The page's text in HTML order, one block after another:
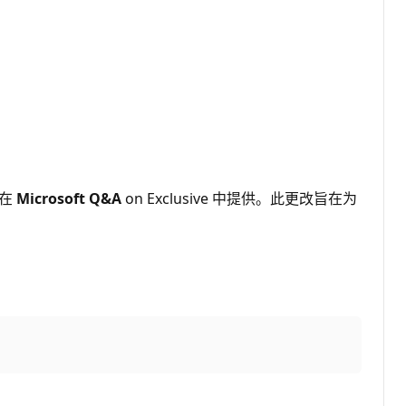
Microsoft Q&Aon Exclusive 中提供。此更改旨在为